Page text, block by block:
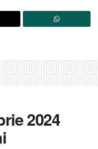
2024